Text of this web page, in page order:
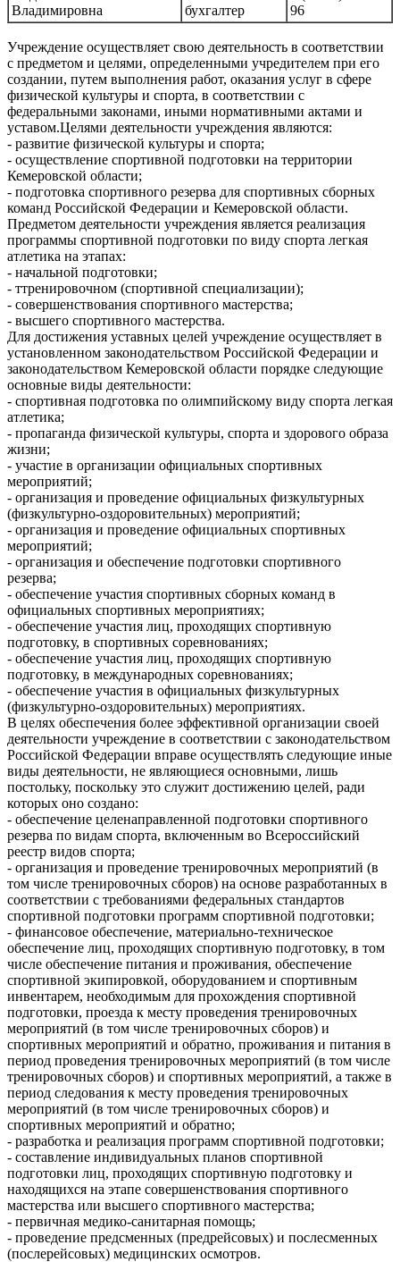
Владимировна
бухгалтер
96
Учреждение осуществляет свою деятельность в соответствии
с предметом и целями, определенными учредителем при его
создании, путем выполнения работ, оказания услуг в сфере
физической культуры и спорта, в соответствии с
федеральными законами, иными нормативными актами и
уставом.Целями деятельности учреждения являются:
- развитие физической культуры и спорта;
- осуществление спортивной подготовки на территории
Кемеровской области;
- подготовка спортивного резерва для спортивных сборных
команд Российской Федерации и Кемеровской области.
Предметом деятельности учреждения является реализация
программы спортивной подготовки по виду спорта легкая
атлетика на этапах:
- начальной подготовки;
- ттренировочном (спортивной специализации);
- совершенствования спортивного мастерства;
- высшего спортивного мастерства.
Для достижения уставных целей учреждение осуществляет в
установленном законодательством Российской Федерации и
законодательством Кемеровской области порядке следующие
основные виды деятельности:
- спортивная подготовка по олимпийскому виду спорта легкая
атлетика;
- пропаганда физической культуры, спорта и здорового образа
жизни;
- участие в организации официальных спортивных
мероприятий;
- организация и проведение официальных физкультурных
(физкультурно-оздоровительных) мероприятий;
- организация и проведение официальных спортивных
мероприятий;
- организация и обеспечение подготовки спортивного
резерва;
- обеспечение участия спортивных сборных команд в
официальных спортивных мероприятиях;
- обеспечение участия лиц, проходящих спортивную
подготовку, в спортивных соревнованиях;
- обеспечение участия лиц, проходящих спортивную
подготовку, в международных соревнованиях;
- обеспечение участия в официальных физкультурных
(физкультурно-оздоровительных) мероприятиях.
В целях обеспечения более эффективной организации своей
деятельности учреждение в соответствии с законодательством
Российской Федерации вправе осуществлять следующие иные
виды деятельности, не являющиеся основными, лишь
постольку, поскольку это служит достижению целей, ради
которых оно создано:
- обеспечение целенаправленной подготовки спортивного
резерва по видам спорта, включенным во Всероссийский
реестр видов спорта;
- организация и проведение тренировочных мероприятий (в
том числе тренировочных сборов) на основе разработанных в
соответствии с требованиями федеральных стандартов
спортивной подготовки программ спортивной подготовки;
- финансовое обеспечение, материально-техническое
обеспечение лиц, проходящих спортивную подготовку, в том
числе обеспечение питания и проживания, обеспечение
спортивной экипировкой, оборудованием и спортивным
инвентарем, необходимым для прохождения спортивной
подготовки, проезда к месту проведения тренировочных
мероприятий (в том числе тренировочных сборов) и
спортивных мероприятий и обратно, проживания и питания в
период проведения тренировочных мероприятий (в том числе
тренировочных сборов) и спортивных мероприятий, а также в
период следования к месту проведения тренировочных
мероприятий (в том числе тренировочных сборов) и
спортивных мероприятий и обратно;
- разработка и реализация программ спортивной подготовки;
- составление индивидуальных планов спортивной
подготовки лиц, проходящих спортивную подготовку и
находящихся на этапе совершенствования спортивного
мастерства или высшего спортивного мастерства;
- первичная медико-санитарная помощь;
- проведение предсменных (предрейсовых) и послесменных
(послерейсовых) медицинских осмотров.